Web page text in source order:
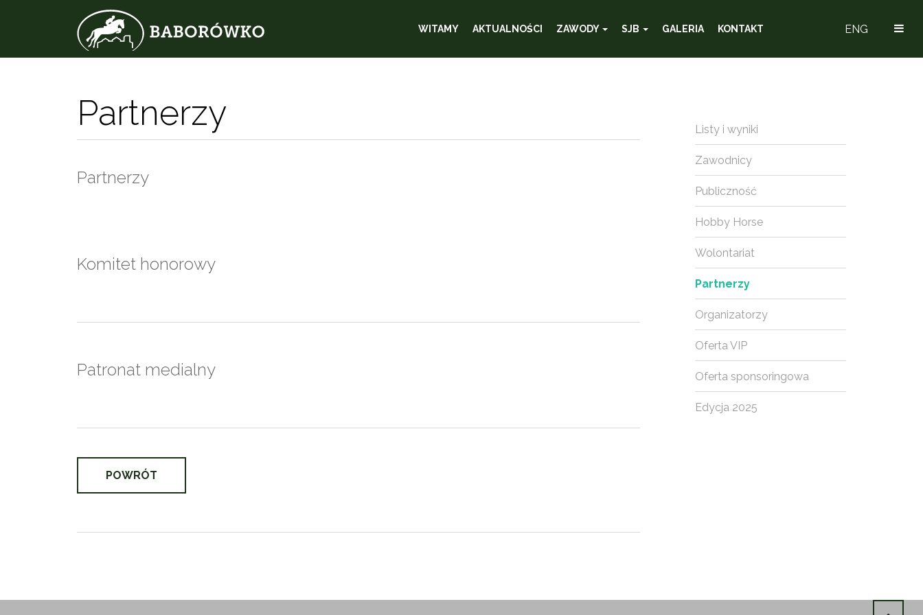
ENG
WITAMY AKTUALNOŚCI ZAWODY SJB GALERIA KONTAKT
Partnerzy
Partnerzy
Komitet honorowy
Patronat medialny
POWRÓT
Listy i wyniki
Zawodnicy
Publiczność
Hobby Horse
Wolontariat
Partnerzy
Organizatorzy
Oferta VIP
Oferta sponsoringowa
Edycja 2025